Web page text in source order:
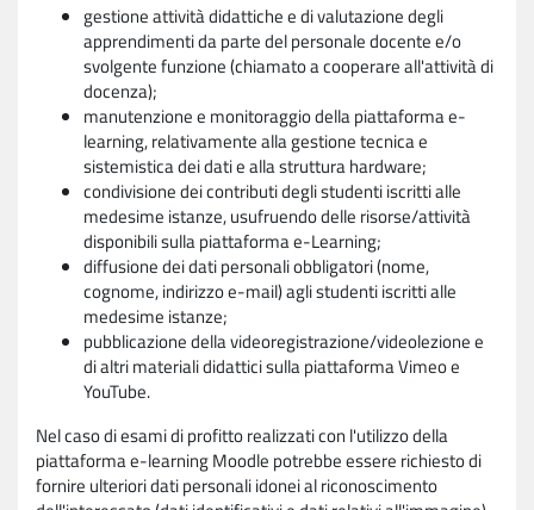
gestione attività didattiche e di valutazione degli
apprendimenti da parte del personale docente e/o
svolgente funzione (chiamato a cooperare all'attività di
docenza);
manutenzione e monitoraggio della piattaforma e-
learning, relativamente alla gestione tecnica e
sistemistica dei dati e alla struttura hardware;
condivisione dei contributi degli studenti iscritti alle
medesime istanze, usufruendo delle risorse/attività
disponibili sulla piattaforma e-Learning;
diffusione dei dati personali obbligatori (nome,
cognome, indirizzo e-mail) agli studenti iscritti alle
medesime istanze;
pubblicazione della videoregistrazione/videolezione e
di altri materiali didattici sulla piattaforma Vimeo e
YouTube.
Nel caso di esami di profitto realizzati con l'utilizzo della
piattaforma e-learning Moodle potrebbe essere richiesto di
fornire ulteriori dati personali idonei al riconoscimento